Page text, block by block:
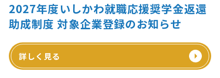
2027年度いしかわ就職応援奨学金返還
助成制度 対象企業登録のお知らせ
詳しく見る